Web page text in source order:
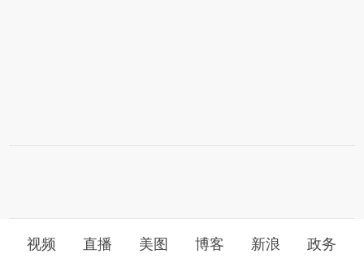
视频 直播 美图 博客 新浪
政务